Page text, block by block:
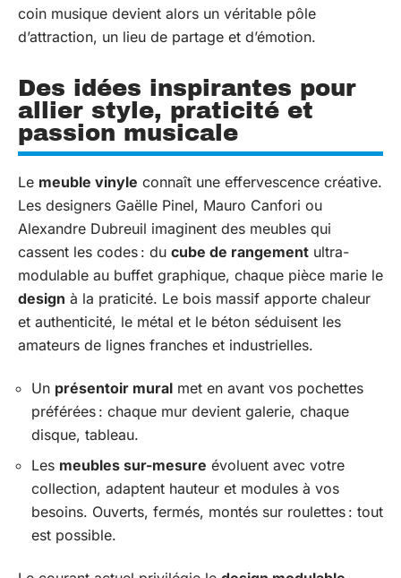
coin musique devient alors un véritable pôle
d’attraction, un lieu de partage et d’émotion.
Des idées inspirantes pour
allier style, praticité et
passion musicale
Le meuble vinyle connaît une effervescence créative.
Les designers Gaëlle Pinel, Mauro Canfori ou
Alexandre Dubreuil imaginent des meubles qui
cassent les codes : du cube de rangement ultra-
modulable au buffet graphique, chaque pièce marie le
design à la praticité. Le bois massif apporte chaleur
et authenticité, le métal et le béton séduisent les
amateurs de lignes franches et industrielles.
Un présentoir mural met en avant vos pochettes
préférées : chaque mur devient galerie, chaque
disque, tableau.
Les meubles sur-mesure évoluent avec votre
collection, adaptent hauteur et modules à vos
besoins. Ouverts, fermés, montés sur roulettes : tout
est possible.